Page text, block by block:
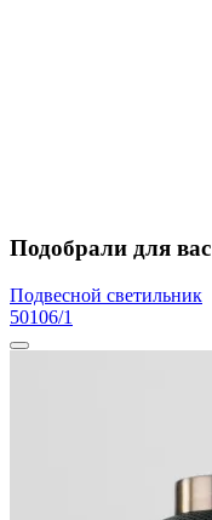
Подобрали для вас
Подвесной светильник
50106/1